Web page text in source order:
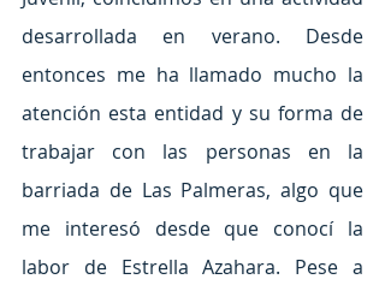
desarrollada en verano. Desde
entonces me ha llamado mucho la
atención esta entidad y su forma de
trabajar con las personas en la
barriada de Las Palmeras, algo que
me interesó desde que conocí la
labor de Estrella Azahara. Pese a